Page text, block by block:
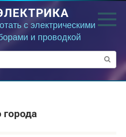
с электрическими
и проводкой
города